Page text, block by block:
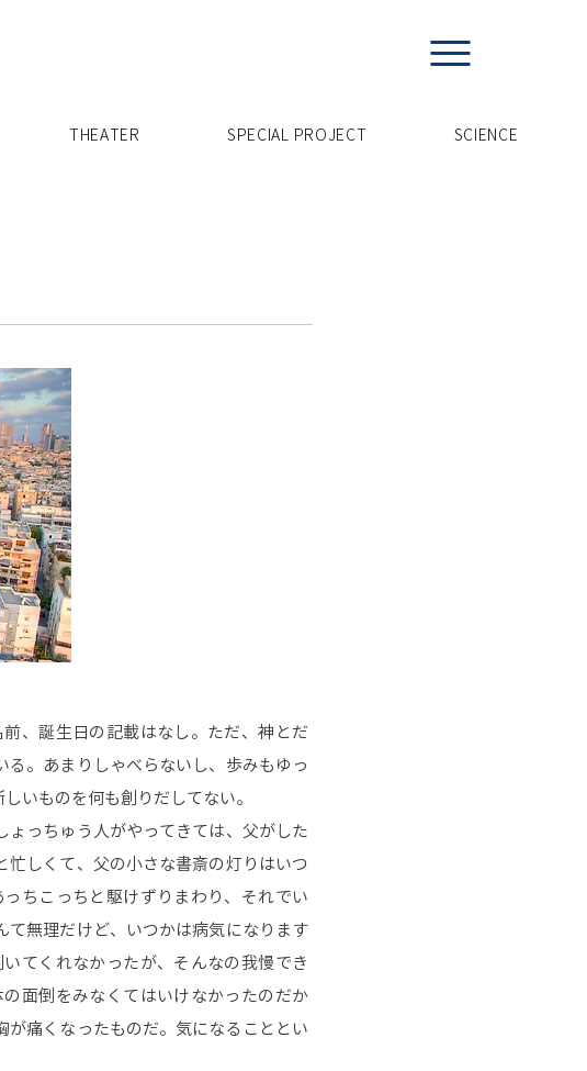
THEATER SPECIAL PROJECT ​SCIENCE
、誕生日の記載はなし。ただ、神とだ
。あまりしゃべらないし、歩みもゆっ
いものを何も創りだしてない。
っちゅう人がやってきては、父がした
しくて、父の小さな書斎の灯りはいつ
ちこっちと駆けずりまわり、それでい
て無理だけど、いつかは病気になります
てくれなかったが、そんなの我慢でき
面倒をみなくてはいけなかったのだか
が痛くなったものだ。気になることとい